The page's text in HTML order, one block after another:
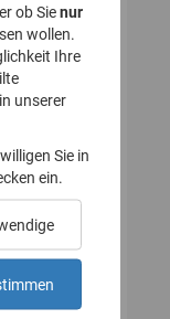
ob Sienur
wollen.
Ihre
unserer
willigen Sie in
ein.